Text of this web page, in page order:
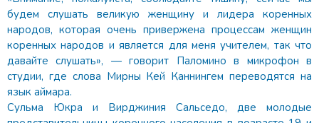
будем слушать великую женщину и лидера коренных
народов, которая очень привержена процессам женщин
коренных народов и является для меня учителем, так что
давайте слушать», — говорит Паломино в микрофон в
студии, где слова Мирны Кей Каннингем переводятся на
язык аймара.
Сульма Юкра и Вирджиния Сальседо, две молодые